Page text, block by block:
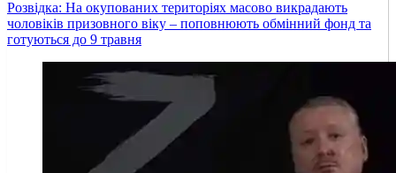
Розвідка: На окупованих територіях масово викрадають
чоловіків призовного віку – поповнюють обмінний фонд та
готуються до 9 травня